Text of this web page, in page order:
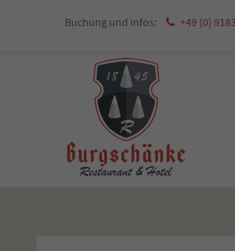
Buchung und Infos: +49 (0)